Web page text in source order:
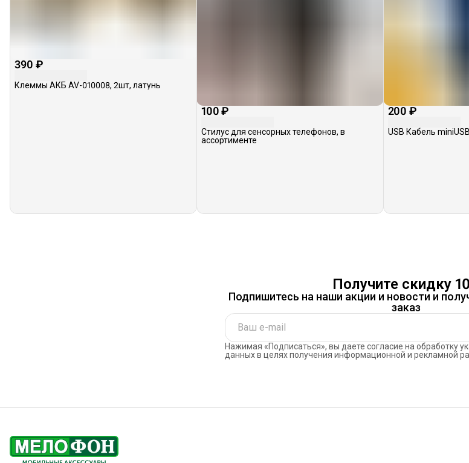
390 ₽
Клеммы АКБ AV-010008, 2шт, латунь
100 ₽
Стилус для сенсорных телефонов, в
ассортименте
200 ₽
USB Кабель
Получите скидку
Подпишитесь на наши акции и новости и
заказ
Нажимая «Подписаться», вы даете согласие на обработку
данных в целях получения информационной и рекламной